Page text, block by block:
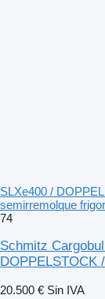
SLXe400 /
semirremolque
74
Schmitz
DOPPELSTOCK
20.500 € Sin IVA